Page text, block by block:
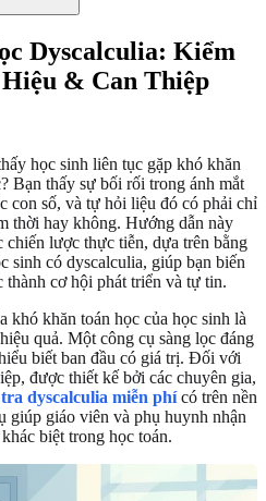
Dyscalculia: Kiểm
& Can Thiệp
học sinh liên tục gặp khó khăn
Bạn thấy sự bối rối trong ánh mắt
con số, và tự hỏi liệu đó có phải chỉ
thời hay không. Hướng dẫn này
chiến lược thực tiễn, dựa trên bằng
sinh có dyscalculia, giúp bạn biến
cơ hội phát triển và tự tin.
khó khăn toán học của học sinh là
quả. Một công cụ sàng lọc đáng
biết ban đầu có giá trị. Đối với
được thiết kế bởi các chuyên gia,
dyscalculia miễn phícó trên nền
giúp giáo viên và phụ huynh nhận
biệt trong học toán.